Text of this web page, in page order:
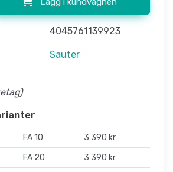
4045761139923
Sauter
FA 10
3 390 kr
FA 20
3 390 kr